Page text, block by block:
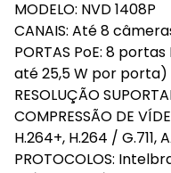
MODELO: NVD 1408P
CANAIS: Até 8
PORTAS PoE: 8
até 25,5 W por porta)
RESOLUÇÃO
COMPRESSÃO DE
H.264+, H.264 / G.711,
PROTOCOLOS: